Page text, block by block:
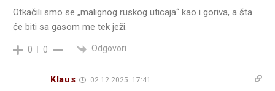
Otkačili smo se „malignog ruskog uticaja“ kao i goriva, a šta
će biti sa gasom me tek ježi.
0 0 Odgovori
Klaus 02.12.2025. 17:41